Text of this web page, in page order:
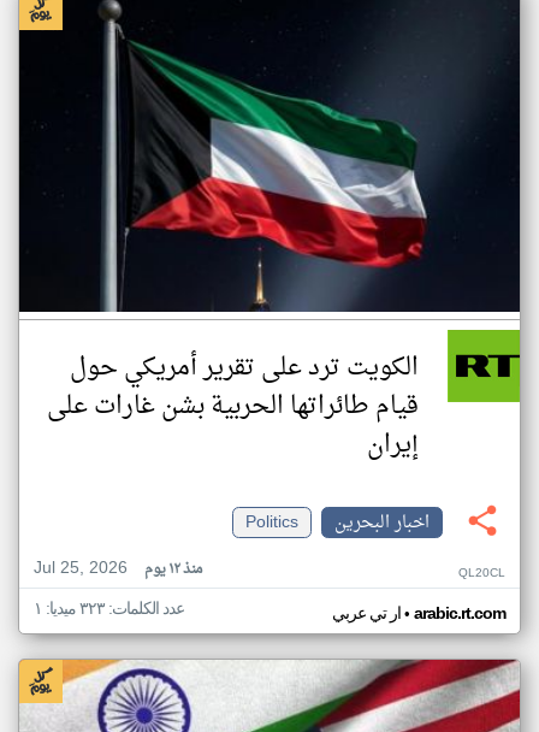
الكويت ترد على تقرير أمريكي حول
قيام طائراتها الحربية بشن غارات على
إيران
اخبار البحرين
Politics
Jul 25, 2026
منذ ١٢ يوم QL20CL
ار تي عربي• arabic.rt.com عدد الكلمات: ٣٢٣ ميديا: ١